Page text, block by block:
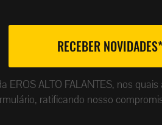
ALTO FALANTES, nos
ratificando nosso